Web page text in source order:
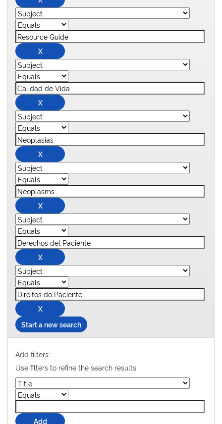
Start a new search
Add filters:
Use filters to refine the search results.